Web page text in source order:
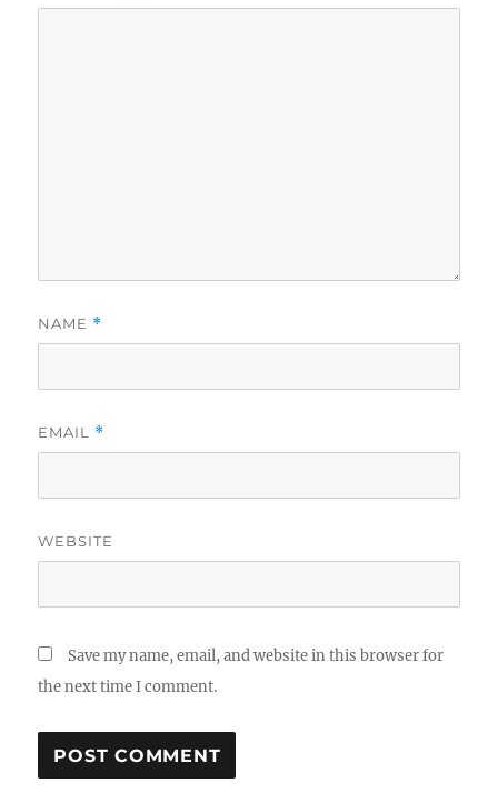
NAME *
EMAIL *
WEBSITE
Save my name, email, and website in this browser for
the next time I comment.